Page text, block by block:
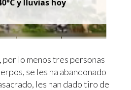
y lluvias hoy
por lo menos tres personas
se les ha abandonado
les han dado tiro de